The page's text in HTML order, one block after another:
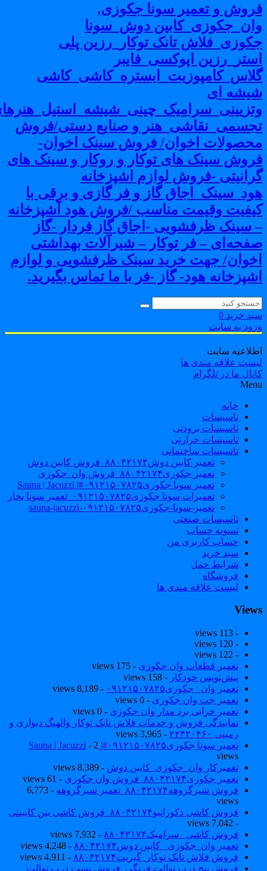
و تعمیر سونا جکوزی,
دوش_سونا
تانک توکار_رزین پلی
اپوکسی_فایبر
ای
و صنایع دستی/فروش
اخوان/ فروش سینک اخوان-
سینک های توکار و روکار و سینک های
-فروش لوازم اشپزخانه
گاز و فر گازی و برقی با
وقیمت مناسب /فروش هود آشپزخانه
سینک ظرفشویی -اجاق گاز فردار -گاز
– فر توکار – شیرآلات بهداشتی
جهت خرید سینک ظرفشویی و لوازم
هود- گاز -فر با ما تماس بگیرید.
خرید 0
به سایت
سایت
علاقه مندی ها
ما در تلگرام
خانه
تاسیسات
تاسیسات برودتی
تاسیسات حرارتی
تاسیسات ساختمانی
تعمیر کابین دوش۸۸۰۴۲۱۷۴_فروش کابین دوش
تعمیر جکوزی۸۸۰۴۲۱۷۴_فروش وان_جکوزی
تعمیر سونا جکوزی۰۹۱۲۱۵۰۷۸۲۵#| Sauna | Jacuzzi
تعمیرات سونا جکوزی۰۹۱۲۱۵۰۷۸۲۵_تعمیر سونا بخار
تعمیر-سونا-جکوزی۰۹۱۲۱۵۰۷۸۲۵-sauna-jacuzzi
تاسیسات صنعتی
تسویه حساب
حساب کاربری من
سبد خرید
شرایط حمل
فروشگاه
لیست علاقه مندی ها
- 113 views
- 120 views
- 122 views
تعمیر قطعات وان جکوزی - 175 views
پیش‌نویس خودکار- 158 views
تعمیر وان _جکوزی۰۹۱۲۱۵۰۷۸۲۵
- 8,189 views
تعمیر جت وان جکوزی - 0 views
تعمیر خرابی برد مدار وان جکوزی - 0 views
نمایندگی فروش و خدمات فلاش تانک توکار والهنگ دیواری و
زمینی ۲۲۴۲۰۴۶۰
- 3,965 views
تعمیر سونا جکوزی۰۹۱۲۱۵۰۷۸۲۵#| Sauna | Jacuzzi
- 2
views
تعمیرکار وان_جکوزی_کابین دوش- 8,389 views
تعمیر جکوزی۸۸۰۴۲۱۷۴_فروش وان جکوزی
- 61 views
فروش شیرگروهه۸۸۰۴۲۱۷۴_تعمیر شیرگروهه
- 6,773
views
فروش کاشی دکوراتیو۸۸۰۴۲۱۷۴_فروش کاشی بین کابینتی
فروش کاشی _سرامیک۸۸۰۴۲۱۷۴
- 7,932 views
تعمیر وان_جکوزی_ کابین دوش۸۸۰۴۲۱۷۴
- 4,248 views
فروش فلاش تانک توکار_گبریت۸۸۰۴۲۱۷۴
- 4,911 views
فروش پیچ درب توالت فرنگی_فروش بست درب توالت